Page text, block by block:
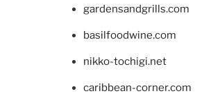
gardensandgrills.com
basilfoodwine.com
nikko-tochigi.net
caribbean-corner.com